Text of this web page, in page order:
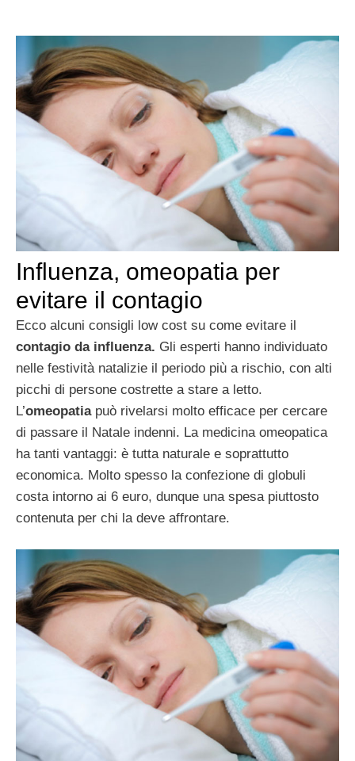
Influenza, omeopatia per
evitare il contagio
Ecco alcuni consigli low cost su come evitare il
contagio da influenza. Gli esperti hanno individuato
nelle festività natalizie il periodo più a rischio, con alti
picchi di persone costrette a stare a letto.
L’omeopatiapuò rivelarsi molto efficace per cercare
di passare il Natale indenni. La medicina omeopatica
ha tanti vantaggi: è tutta naturale e soprattutto
economica. Molto spesso la confezione di globuli
costa intorno ai 6 euro, dunque una spesa piuttosto
contenuta per chi la deve affrontare.